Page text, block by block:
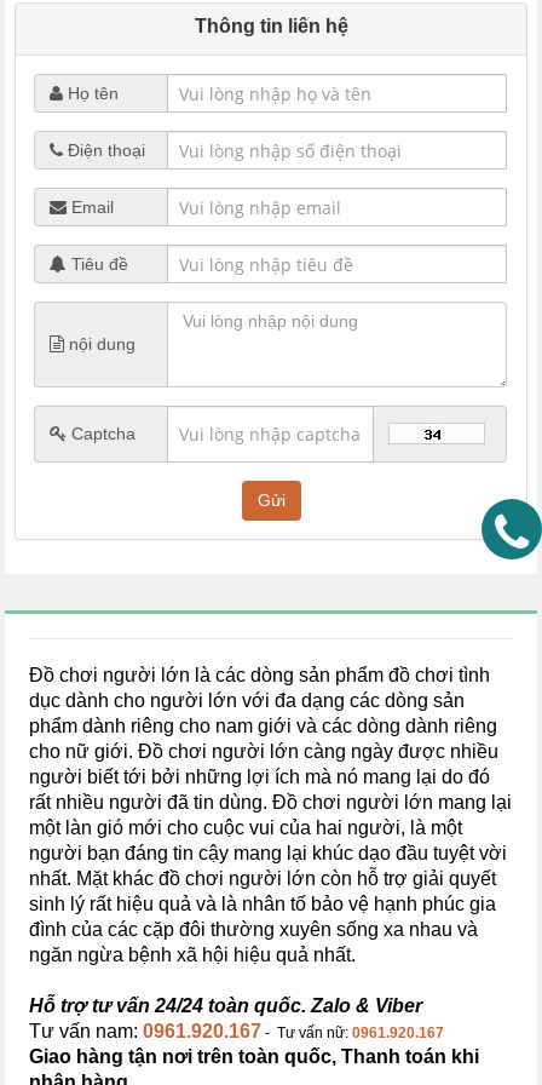
Thông tin liên hệ
Họ tên
Điện thoại
Email
Tiêu đề
nội dung
Captcha
Đồ chơi người lớn là các dòng sản phẩm đồ chơi tình
dục dành cho người lớn với đa dạng các dòng sản
phẩm dành riêng cho nam giới và các dòng dành riêng
cho nữ giới. Đồ chơi người lớn càng ngày được nhiều
người biết tới bởi những lợi ích mà nó mang lại do đó
rất nhiều người đã tin dùng. Đồ chơi người lớn mang lại
một làn gió mới cho cuộc vui của hai người, là một
người bạn đáng tin cậy mang lại khúc dạo đầu tuyệt vời
nhất. Mặt khác đồ chơi người lớn còn hỗ trợ giải quyết
sinh lý rất hiệu quả và là nhân tố bảo vệ hạnh phúc gia
đình của các cặp đôi thường xuyên sống xa nhau và
ngăn ngừa bệnh xã hội hiệu quả nhất.
Hỗ trợ tư vấn 24/24 toàn quốc. Zalo & Viber
Tư vấn nam: 0961.920.167 - Tư vấn nữ:0961.920.167
Giao hàng tận nơi trên toàn quốc, Thanh toán khi